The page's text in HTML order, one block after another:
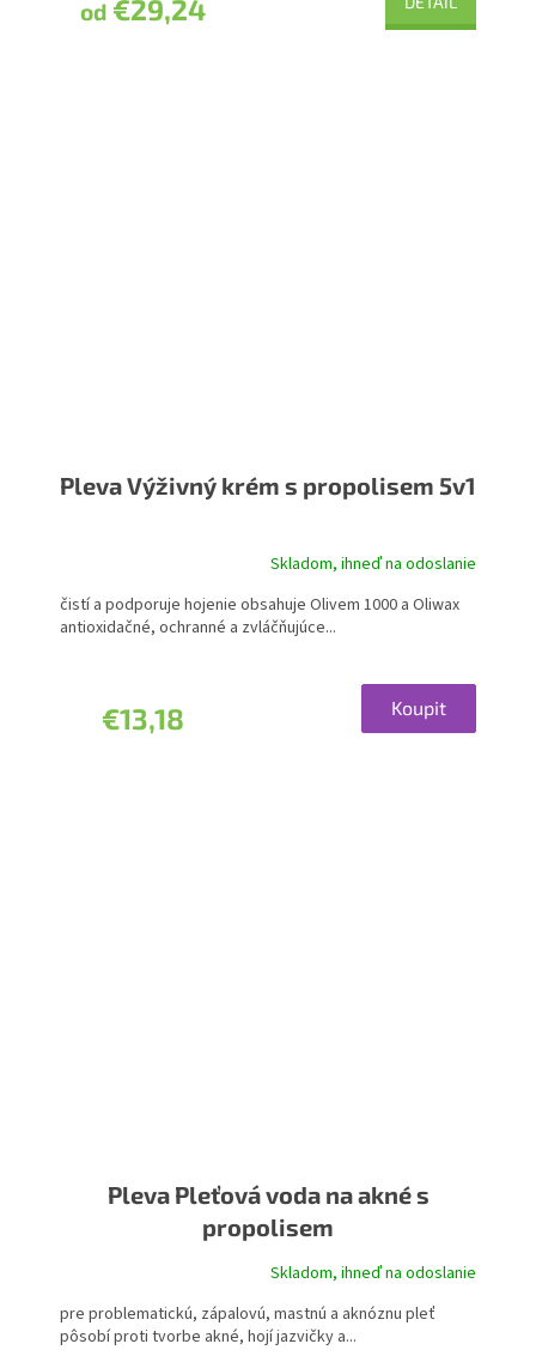
od €29,24
Pleva Výživný krém s propolisem 5v1
Skladom, ihneď na odoslanie
€13,18 Koupit
čistí a podporuje hojenie obsahuje Olivem 1000 a Oliwax
antioxidačné, ochranné a zvláčňujúce...
Pleva Pleťová voda na akné s
propolisem
produktu
je
Skladom, ihneď na odoslanie
pre problematickú, zápalovú, mastnú a aknóznu pleť
pôsobí proti tvorbe akné, hojí jazvičky a...